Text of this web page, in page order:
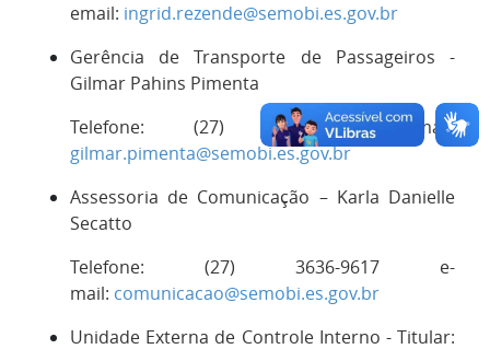
email: ingrid.rezende@semobi.es.gov.br
Gerência de Transporte de Passageiros -
Gilmar Pahins Pimenta
Telefone: (27) 3636-9619 email:
gilmar.pimenta@semobi.es.gov.br
Assessoria de Comunicação – Karla Danielle
Secatto
Telefone: (27) 3636-9617 e-
mail: comunicacao@semobi.es.gov.br
Unidade Externa de Controle Interno - Titular: